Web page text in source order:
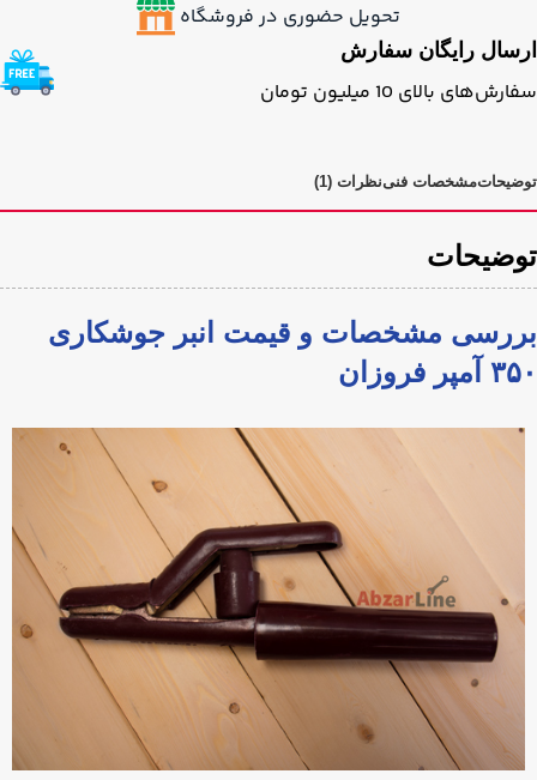
تحویل حضوری در فروشگاه
ارسال رایگان سفارش
سفارش‌های بالای 10 میلیون تومان
توضیحاتمشخصات فنینظرات (1)
توضیحات
بررسی مشخصات و قیمت انبر جوشکاری
۳۵۰ آمپر فروزان